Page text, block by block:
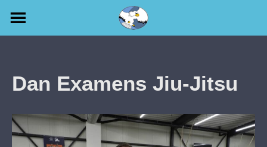
Dan Examens Jiu-Jitsu